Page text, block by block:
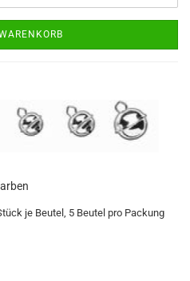
je Beutel, 5 Beutel pro Packung